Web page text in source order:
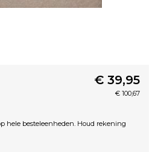
€ 39,95
€ 100,67
hele besteleenheden. Houd rekening